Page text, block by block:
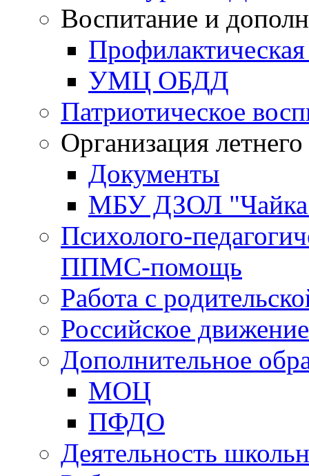
Воспитание и
Профилактическая
УМЦ ОБДД
Патриотическое
Организация
Документы
МБУ ДЗОЛ
Психолого-
ППМС-помощь
Работа с
Российское
Дополнительное
МОЦ
ПФДО
Деятельность